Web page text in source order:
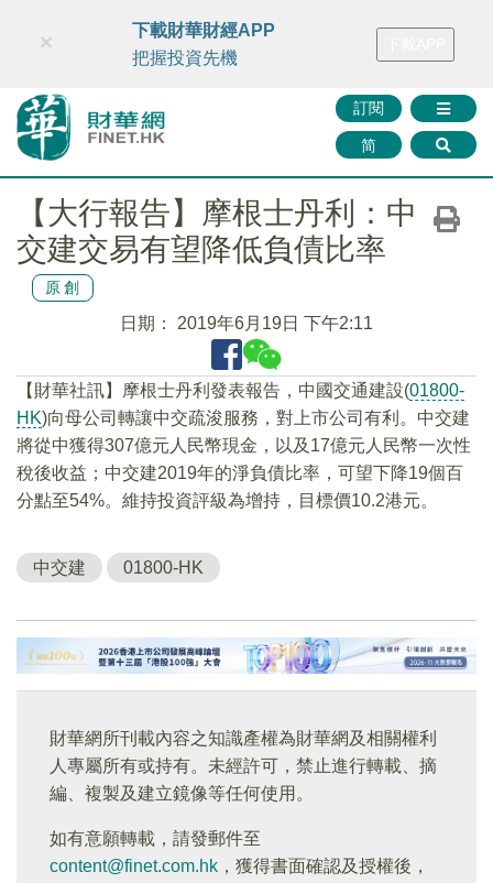
財華智庫網 FINTV FINMETA 財華證券 媒體矩陣
訂閱
简
×
下載財華財經APP
把握投資先機
【大行報告】摩根士丹利：中
交建交易有望降低負債比率
原創
日期： 2019年6月19日 下午2:11
【財華社訊】摩根士丹利發表報告，中國交通建設(01800-
HK)向母公司轉讓中交疏浚服務，對上市公司有利。中交建
將從中獲得307億元人民幣現金，以及17億元人民幣一次性
稅後收益；中交建2019年的淨負債比率，可望下降19個百
分點至54%。維持投資評級為增持，目標價10.2港元。
中交建 01800-HK
財華網所刊載內容之知識產權為財華網及相關權利
人專屬所有或持有。未經許可，禁止進行轉載、摘
編、複製及建立鏡像等任何使用。
如有意願轉載，請發郵件至
content@finet.com.hk ，獲得書面確認及授權後，